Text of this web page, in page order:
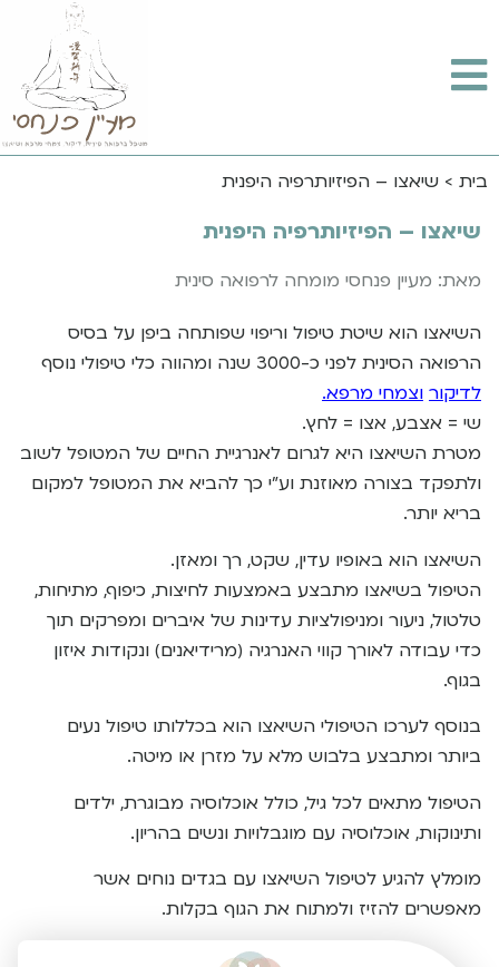
בית > שיאצו – הפיזיותרפיה היפנית
שיאצו – הפיזיותרפיה היפנית
מאת: מעיין פנחסי מומחה לרפואה סינית
השיאצו הוא שיטת טיפול וריפוי שפותחה ביפן על בסיס
הרפואה הסינית לפני כ-3000 שנה ומהווה כלי טיפולי נוסף
לדיקור וצמחי מרפא.
שי = אצבע, אצו = לחץ.
מטרת השיאצו היא לגרום לאנרגיית החיים של המטופל לשוב
ולתפקד בצורה מאוזנת וע”י כך להביא את המטופל למקום
בריא יותר.
השיאצו הוא באופיו עדין, שקט, רך ומאזן.
הטיפול בשיאצו מתבצע באמצעות לחיצות, כיפוף, מתיחות,
טלטול, ניעור ומניפולציות עדינות של איברים ומפרקים תוך
כדי עבודה לאורך קווי האנרגיה (מרידיאנים) ונקודות איזון
בגוף.
בנוסף לערכו הטיפולי השיאצו הוא בכללותו טיפול נעים
ביותר ומתבצע בלבוש מלא על מזרן או מיטה.
הטיפול מתאים לכל גיל, כולל אוכלוסיה מבוגרת, ילדים
ותינוקות, אוכלוסיה עם מוגבלויות ונשים בהריון.
מומלץ להגיע לטיפול השיאצו עם בגדים נוחים אשר
מאפשרים להזיז ולמתוח את הגוף בקלות.